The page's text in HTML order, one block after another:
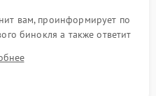
вам, проинформирует по
бинокля а также ответит